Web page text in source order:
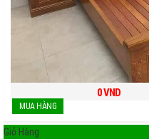
0VND
Giỏ Hàng